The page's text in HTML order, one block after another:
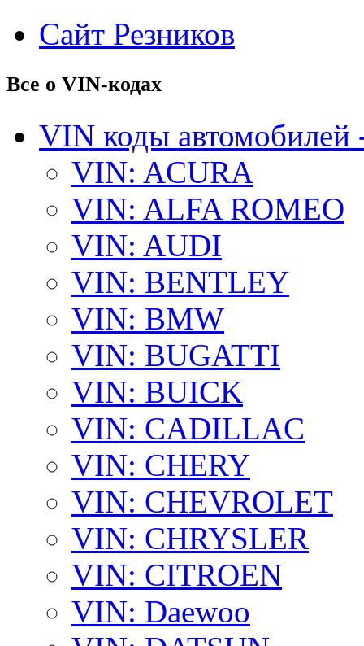
Сайт Резников
Все о VIN-кодах
VIN коды автомобилей
VIN: ACURA
VIN: ALFA ROMEO
VIN: AUDI
VIN: BENTLEY
VIN: BMW
VIN: BUGATTI
VIN: BUICK
VIN: CADILLAC
VIN: CHERY
VIN: CHEVROLET
VIN: CHRYSLER
VIN: CITROEN
VIN: Daewoo